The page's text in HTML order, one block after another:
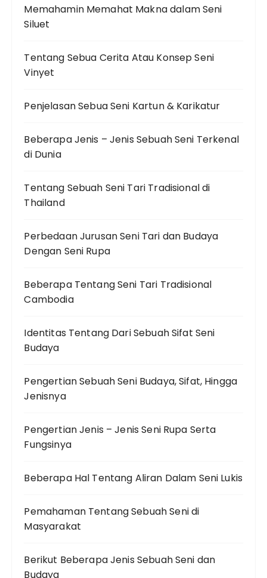
Memahamin Memahat Makna dalam Seni
Siluet
Tentang Sebua Cerita Atau Konsep Seni
Vinyet
Penjelasan Sebua Seni Kartun & Karikatur
Beberapa Jenis – Jenis Sebuah Seni Terkenal
di Dunia
Tentang Sebuah Seni Tari Tradisional di
Thailand
Perbedaan Jurusan Seni Tari dan Budaya
Dengan Seni Rupa
Beberapa Tentang Seni Tari Tradisional
Cambodia
Identitas Tentang Dari Sebuah Sifat Seni
Budaya
Pengertian Sebuah Seni Budaya, Sifat, Hingga
Jenisnya
Pengertian Jenis – Jenis Seni Rupa Serta
Fungsinya
Beberapa Hal Tentang Aliran Dalam Seni Lukis
Pemahaman Tentang Sebuah Seni di
Masyarakat
Berikut Beberapa Jenis Sebuah Seni dan
Budaya